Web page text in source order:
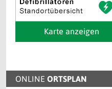
Karte anzeigen
ONLINE ORTSPLAN